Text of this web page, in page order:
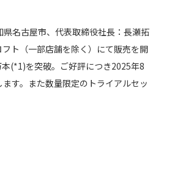
名古屋市、代表取締役社長：長瀬拓
ト（一部店舗を除く）にて販売を開
(*1)を突破。ご好評につき2025年8
す。また数量限定のトライアルセッ